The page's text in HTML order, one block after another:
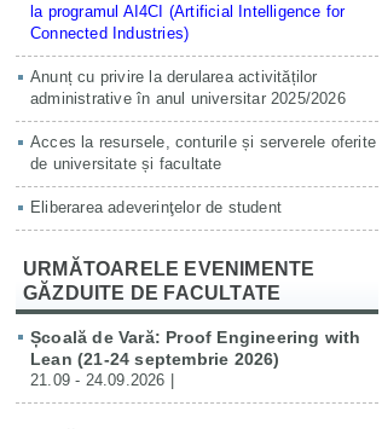
la programul AI4CI (Artificial Intelligence for
Connected Industries)
Anunț cu privire la derularea activităților
administrative în anul universitar 2025/2026
Acces la resursele, conturile și serverele oferite
de universitate și facultate
Eliberarea adeverinţelor de student
URMĂTOARELE EVENIMENTE
GĂZDUITE DE FACULTATE
Școală de Vară: Proof Engineering with
Lean (21-24 septembrie 2026)
21.09 - 24.09.2026 |